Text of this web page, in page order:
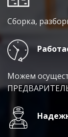
Сборка,
Можем